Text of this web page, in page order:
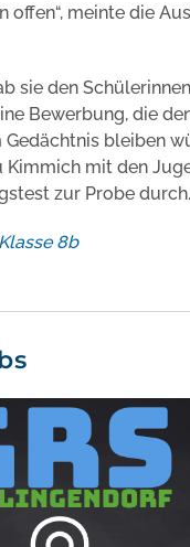
offen“, meinte die
sie den
Bewerbung, die
Gedächtnis bleiben
Kimmich mit den
zur Probe durch.
8b